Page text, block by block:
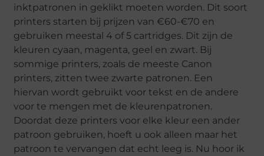
inktpatronen in geklikt moeten worden. Dit soort
printers starten bij prijzen van €60-€70 en
gebruiken meestal 4 of 5 cartridges. Dit zijn de
kleuren cyaan, magenta, geel en zwart. Bij
sommige printers, zoals de meeste Canon
printers, zitten twee zwarte patronen. Een
hiervan wordt gebruikt voor tekst en de andere
voor te mengen met de kleurenpatronen.
Doordat deze printers voor elke kleur een ander
patroon gebruiken, hoeft u ook alleen maar het
patroon te vervangen dat echt leeg is. Nu hoor ik